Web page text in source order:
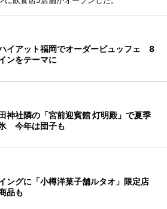
イアット福岡でオーダービュッフェ 8
ンをテーマに
神社隣の「宮前迎賓館 灯明殿」で夏季
今年は団子も
ングに「小樽洋菓子舗ルタオ」限定店
品も